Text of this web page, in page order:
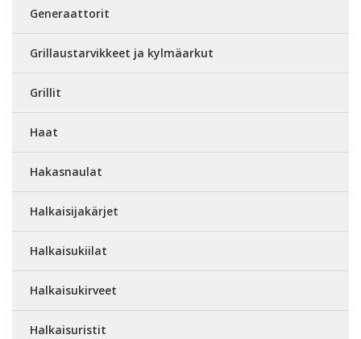
Generaattorit
Grillaustarvikkeet ja kylmäarkut
Grillit
Haat
Hakasnaulat
Halkaisijakärjet
Halkaisukiilat
Halkaisukirveet
Halkaisuristit